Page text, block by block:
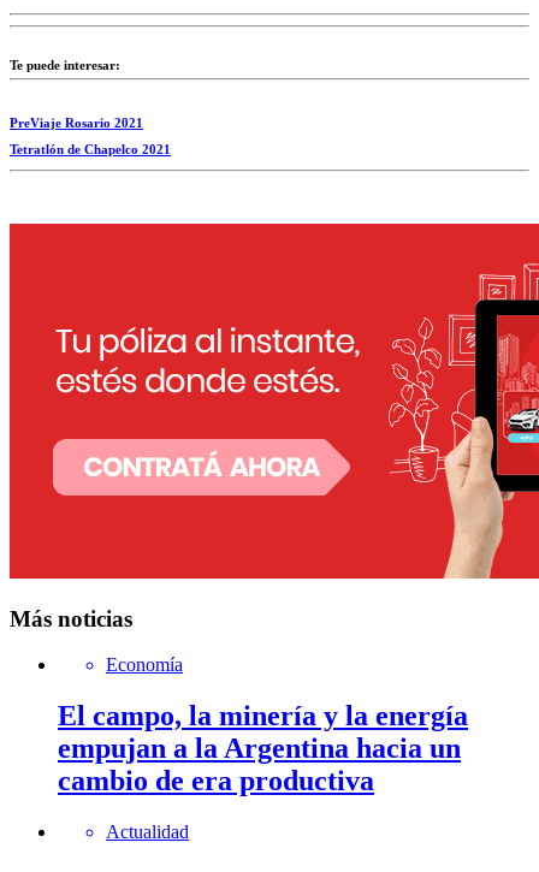
Te puede interesar:
PreViaje Rosario 2021
Tetratlón de Chapelco 2021
Más noticias
Economía
El campo, la minería y la energía
empujan a la Argentina hacia un
cambio de era productiva
Actualidad